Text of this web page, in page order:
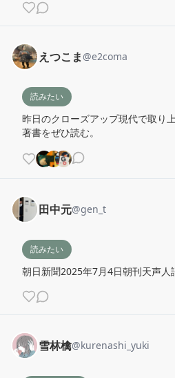
えつこま@e2coma
読みたい
昨日のクローズアップ現代で取り
著書をぜひ読む。
田中元@gen_t
読みたい
朝日新聞2025年7月4日朝刊天声人
雪林檎@kurenashi_yuki